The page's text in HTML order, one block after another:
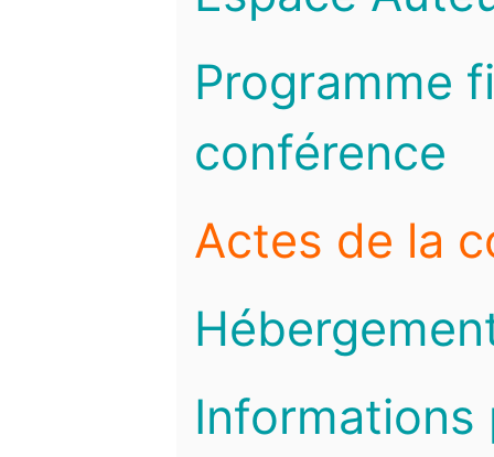
Programme
conférence
Actes de la
Informations